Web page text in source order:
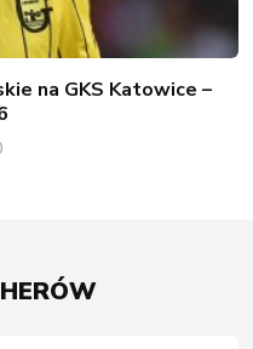
na GKS Katowice –